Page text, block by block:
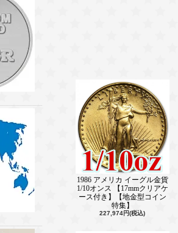
1986 アメリカ イーグル金貨
1/10オンス 【17mmクリアケ
ース付き】【地金型コイン
特集】
227,974円(税込)